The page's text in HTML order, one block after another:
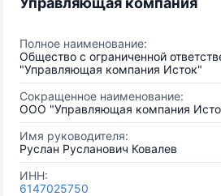
Полное наименование:
Общество с ограниченной
"Управляющая компания Исток"
Сокращенное наименование:
ООО "Управляющая компания
Имя руководителя:
Руслан Русланович Ковалев
ИНН:
6147025750